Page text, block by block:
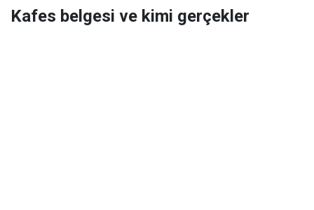
Kafes belgesi ve kimi gerçekler